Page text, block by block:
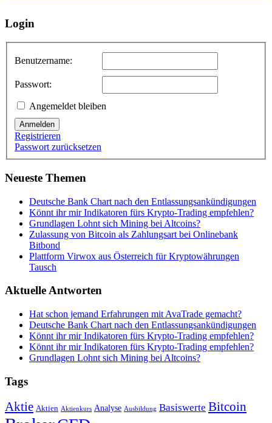
Login
Benutzername:
Passwort:
Angemeldet bleiben
Anmelden
Registrieren
Passwort zurücksetzen
Neueste Themen
Deutsche Bank Chart nach den Entlassungsankündigungen
Könnt ihr mir Indikatoren fürs Krypto-Trading empfehlen?
Grundlagen Lohnt sich Mining bei Altcoins?
Zulassung von Bitcoin als Zahlungsart bei Onlinebank
Bitbond
Plattform Virwox aus Österreich für Kryptowährungen
Tausch
Aktuelle Antworten
Hat schon jemand Erfahrungen mit AvaTrade gemacht?
Deutsche Bank Chart nach den Entlassungsankündigungen
Könnt ihr mir Indikatoren fürs Krypto-Trading empfehlen?
Könnt ihr mir Indikatoren fürs Krypto-Trading empfehlen?
Grundlagen Lohnt sich Mining bei Altcoins?
Tags
Aktie Aktien Aktienkurs Analyse Ausbildung Basiswerte Bitcoin